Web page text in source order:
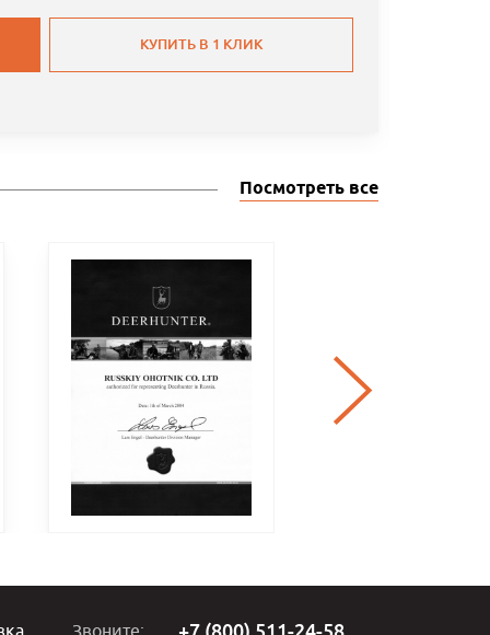
КУПИТЬ В 1 КЛИК
Посмотреть все